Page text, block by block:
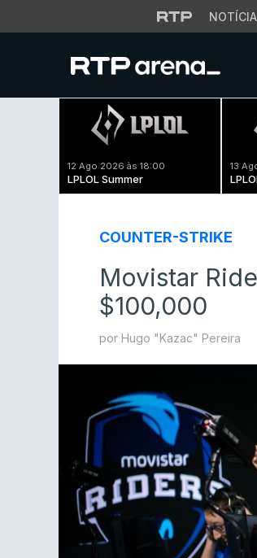
12 Ago 2026 às 18:00
LPLOL Summer
13
COUNTER-STRIKE
Movistar
$100,000
por Hugo "Kazac" Pereira